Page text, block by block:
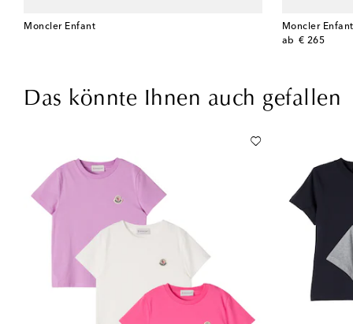
Moncler Enfant
Moncler Enfant
ab € 265
original price
Das könnte Ihnen auch gefallen